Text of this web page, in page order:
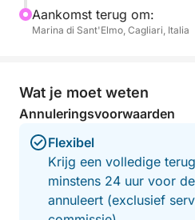
Aankomst terug om:
Marina di Sant'Elmo, Cagliari, Italia
Wat je moet weten
Annuleringsvoorwaarden
Flexibel
Krijg een volledige
minstens 24 uur voor
annuleert (exclusief